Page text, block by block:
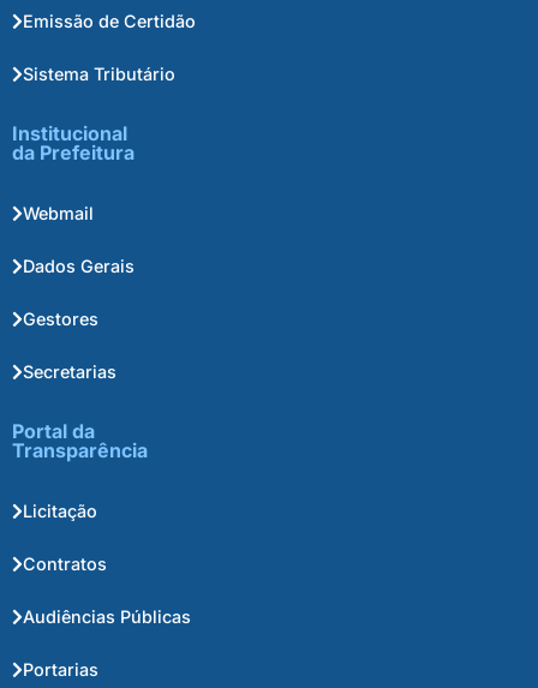
Emissão de Certidão
Sistema Tributário
Institucional
da Prefeitura
Webmail
Dados Gerais
Gestores
Secretarias
Portal da
Transparência
Licitação
Contratos
Audiências Públicas
Portarias